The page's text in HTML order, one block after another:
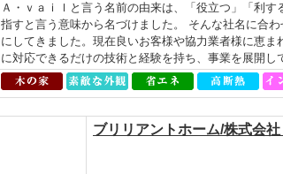
Ａ・ｖａｉｌと言う名前の由来は、「役立つ」「利
指すと言う意味から名づけました。 そんな社名に合
にしてきました。現在良いお客様や協力業者様に恵
に対応できるだけの技術と経験を持ち、事業を展開
ブリリアントホーム/株式会